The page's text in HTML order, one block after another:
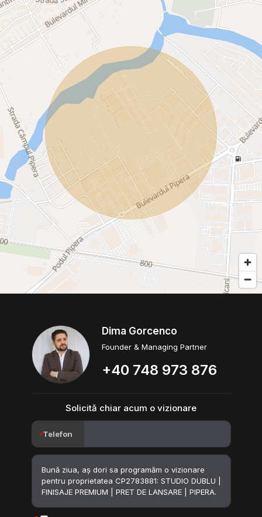
Dima Gorcenco
Founder & Managing Partner
+40 748 973 876
Solicită chiar acum o vizionare
Telefon